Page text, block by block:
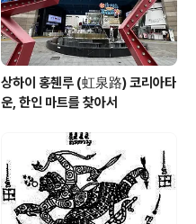
상하이 홍췐루 (虹泉路) 코리아타
운, 한인 마트를 찾아서